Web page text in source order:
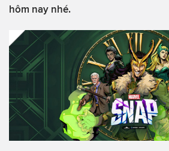
hôm nay nhé.